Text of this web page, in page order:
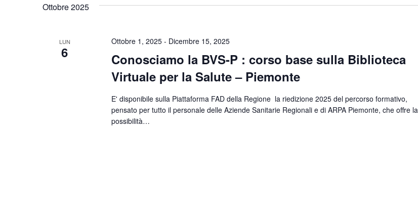
Parola
Ottobre 2025
LUN
6
Conosciamo la BVS-P : corso base sulla Biblioteca
Virtuale per la Salute – Piemonte
Ottobre 1, 2025- Dicembre 15, 2025
E' disponibile sulla Piattaforma FAD della Regione la riedizione 2025 del percorso formativo,
pensato per tutto il personale delle Aziende Sanitarie Regionali e di ARPA Piemonte, che offre la
possibilità…